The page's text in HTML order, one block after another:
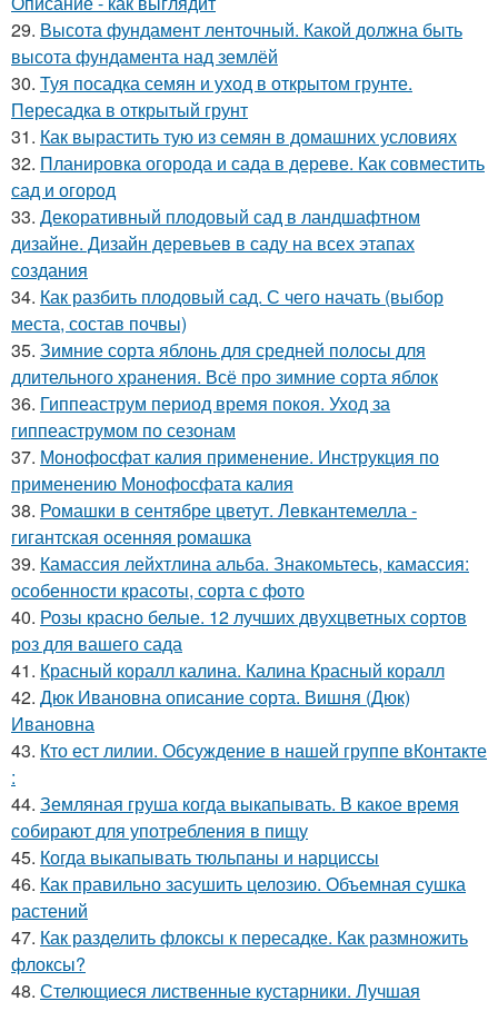
29. Высота фундамент ленточный. Какой должна быть
высота фундамента над землёй
30. Туя посадка семян и уход в открытом грунте.
Пересадка в открытый грунт
31. Как вырастить тую из семян в домашних условиях
32. Планировка огорода и сада в дереве. Как совместить
сад и огород
33. Декоративный плодовый сад в ландшафтном
дизайне. Дизайн деревьев в саду на всех этапах
создания
34. Как разбить плодовый сад. С чего начать (выбор
места, состав почвы)
35. Зимние сорта яблонь для средней полосы для
длительного хранения. Всё про зимние сорта яблок
36. Гиппеаструм период время покоя. Уход за
гиппеаструмом по сезонам
37. Монофосфат калия применение. Инструкция по
применению Монофосфата калия
38. Ромашки в сентябре цветут. Левкантемелла -
гигантская осенняя ромашка
39. Камассия лейхтлина альба. Знакомьтесь, камассия:
особенности красоты, сорта с фото
40. Розы красно белые. 12 лучших двухцветных сортов
роз для вашего сада
41. Красный коралл калина. Калина Красный коралл
42. Дюк Ивановна описание сорта. Вишня (Дюк)
Ивановна
43. Кто ест лилии. Обсуждение в нашей группе вКонтакте
:
44. Земляная груша когда выкапывать. В какое время
собирают для употребления в пищу
45. Когда выкапывать тюльпаны и нарциссы
46. Как правильно засушить целозию. Объемная сушка
растений
47. Как разделить флоксы к пересадке. Как размножить
флоксы?
48. Стелющиеся лиственные кустарники. Лучшая